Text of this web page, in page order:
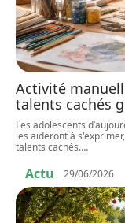
Activité
talents cachés
Les adolescents
les aideront à
talents cachés.…
Actu 29/06/2026